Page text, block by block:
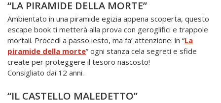
“LA PIRAMIDE DELLA MORTE”
Ambientato in una piramide egizia appena scoperta, questo
escape book ti metterà alla prova con geroglifici e trappole
mortali. Procedi a passo lesto, ma fa’ attenzione: in “La
piramide della morte” ogni stanza cela segreti e sfide
create per proteggere il tesoro nascosto!
Consigliato dai 12 anni.
“IL CASTELLO MALEDETTO”